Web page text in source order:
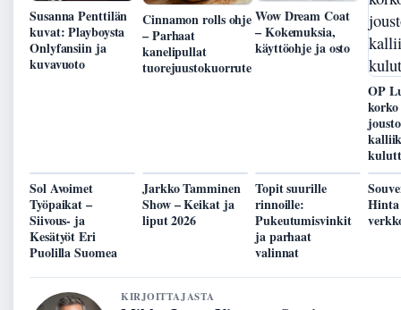
Susanna Penttilän
kuvat: Playboysta
Onlyfansiin ja
kuvavuoto
Cinnamon rolls ohje
– Parhaat
kanelipullat
tuorejuustokuorrute
Wow Dream Coat
– Kokemuksia,
käyttöohje ja osto
OP
Sol Avoimet
Työpaikat –
Siivous- ja
Kesätyöt Eri
Puolilla Suomea
Jarkko Tamminen
Show – Keikat ja
liput 2026
Topit suurille
rinnoille:
Pukeutumisvinkit
ja parhaat
valinnat
KIRJOITTAJASTA